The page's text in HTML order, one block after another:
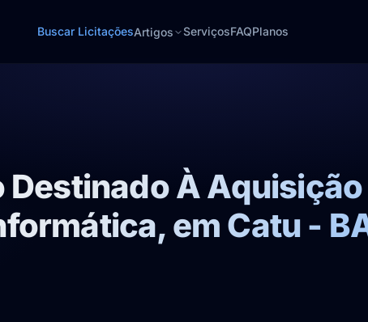
Buscar LicitaçõesArtigos ServiçosFAQPlanos
À
em Catu -